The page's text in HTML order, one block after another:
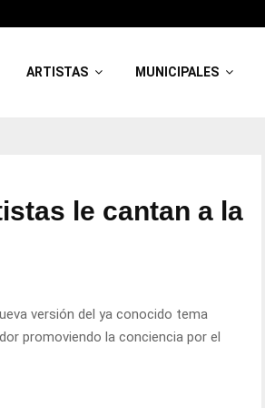
ARTISTAS MUNICIPALES
le cantan a la
versión del ya conocido tema
promoviendo la conciencia por el